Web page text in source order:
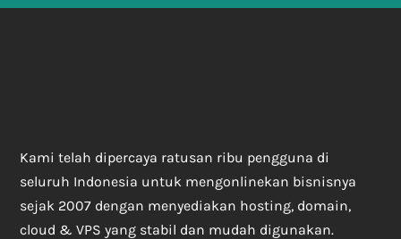
Kami telah dipercaya ratusan ribu pengguna di
seluruh Indonesia untuk mengonlinekan bisnisnya
sejak 2007 dengan menyediakan hosting, domain,
cloud & VPS yang stabil dan mudah digunakan.